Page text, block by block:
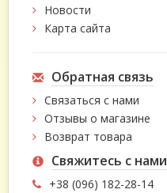
Новости
Карта сайта
Обратная связь
Связаться с нами
Отзывы о магазине
Возврат товара
Свяжитесь с нами
+38 (096) 182-28-14